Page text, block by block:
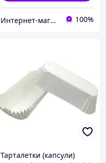
Интернет-магазин "Повар, пекарь и кондитер" 100%
Тарталетки (капсули)